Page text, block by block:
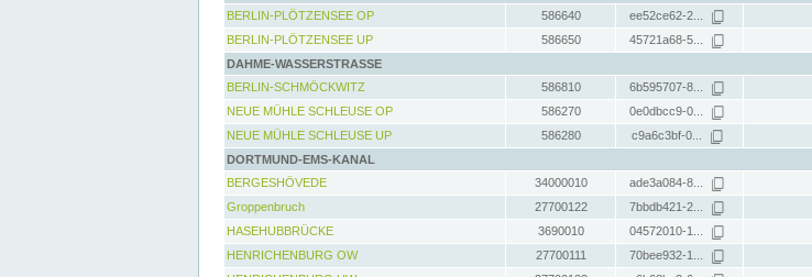
BERLIN-PLÖTZENSEE OP
586640 ee52ce62-2...
BERLIN-PLÖTZENSEE UP
586650 45721a68-5...
DAHME-WASSERSTRASSE
BERLIN-SCHMÖCKWITZ
586810 6b595707-8...
NEUE MÜHLE SCHLEUSE OP
586270 0e0dbcc9-0...
NEUE MÜHLE SCHLEUSE UP
586280 c9a6c3bf-0...
DORTMUND-EMS-KANAL
BERGESHÖVEDE
34000010 ade3a084-8...
Groppenbruch
27700122 7bbdb421-2...
HASEHUBBRÜCKE
3690010 04572010-1...
HENRICHENBURG OW
27700111 70bee932-1...